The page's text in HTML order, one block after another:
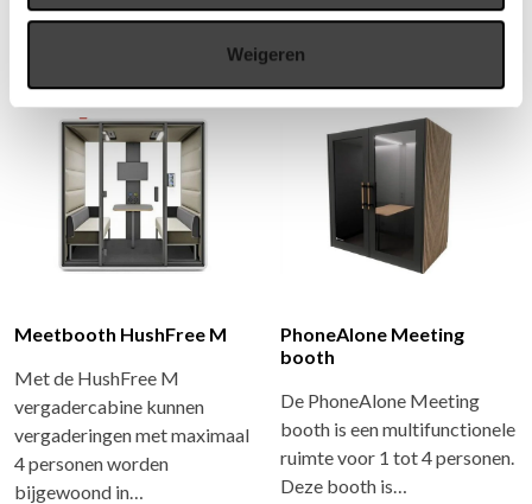
Weigeren
korte brainstormsessies
grotere zakelijke…
Meetbooth HushFree M
Met de HushFree M
vergadercabine kunnen
vergaderingen met maximaal
4 personen worden
bijgewoond in…
PhoneAlone Meeting
booth
De PhoneAlone Meeting
booth is een multifunctionele
ruimte voor 1 tot 4 personen.
Deze booth is…